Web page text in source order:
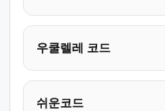
우쿨렐레 코드
쉬운코드